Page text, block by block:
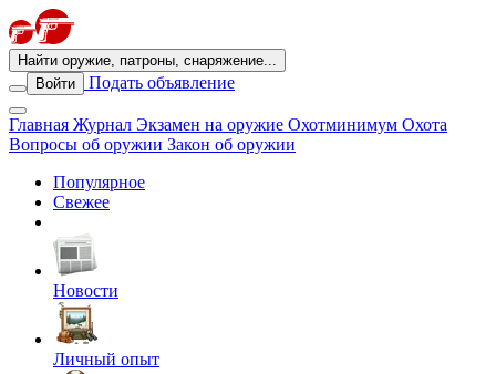
Найти оружие, патроны, снаряжение...
Войти
Подать объявление
Главная Журнал Экзамен на оружие Охотминимум Охота
Вопросы об оружии Закон об оружии
Популярное
Свежее
Новости
Личный опыт